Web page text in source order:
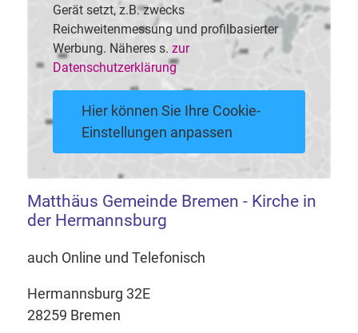
Gerät setzt, z.B. zwecks
Reichweitenmessung und profilbasierter
Werbung. Näheres s. zur
Datenschutzerklärung
Hier können Sie Ihre Cookie-
Einstellungen anpassen
Matthäus Gemeinde Bremen - Kirche in
der Hermannsburg
auch Online und Telefonisch
Hermannsburg 32E
28259 Bremen